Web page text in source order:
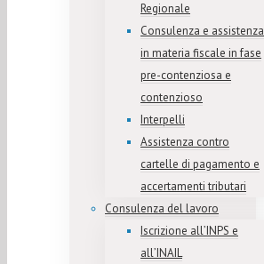
Regionale
Consulenza e assistenza
in materia fiscale in fase
pre-contenziosa e
contenzioso
Interpelli
Assistenza contro
cartelle di pagamento e
accertamenti tributari
Consulenza del lavoro
Iscrizione all’INPS e
all’INAIL